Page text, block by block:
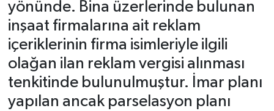
yönünde. Bina üzerlerinde bulunan
inşaat firmalarına ait reklam
içeriklerinin firma isimleriyle ilgili
olağan ilan reklam vergisi alınması
tenkitinde bulunulmuştur. İmar planı
yapılan ancak parselasyon planı